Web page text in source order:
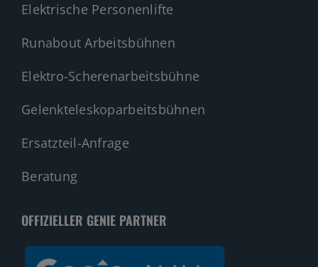
Elektrische Personenlifte
Runabout Arbeitsbühnen
Elektro-Scherenarbeitsbühne
Gelenkteleskoparbeitsbühnen
Ersatzteil-Anfrage
Beratung
OFFIZIELLER GENIE PARTNER